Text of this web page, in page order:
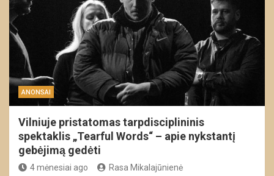
ANONSAI
Vilniuje pristatomas tarpdisciplininis
spektaklis „Tearful Words“ – apie nykstantį
gebėjimą gedėti
4 mėnesiai ago Rasa Mikalajūnienė